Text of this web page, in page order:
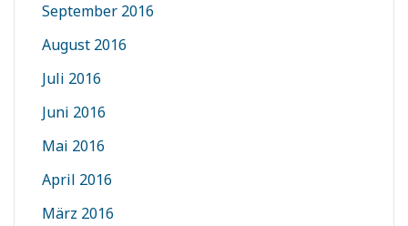
September 2016
August 2016
Juli 2016
Juni 2016
Mai 2016
April 2016
März 2016